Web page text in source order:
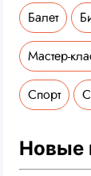
Балет
Мастер-
Спорт
Новые